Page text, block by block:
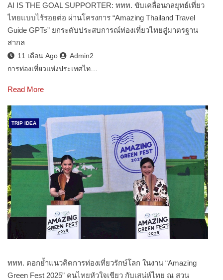
AI IS THE GOAL SUPPORTER: ททท. ขับเคลื่อนกลยุทธ์เที่ยว
ไทยแบบไร้รอยต่อ ผ่านโครงการ “Amazing Thailand Travel
Guide GPTs” ยกระดับประสบการณ์ท่องเที่ยวไทยสู่มาตรฐาน
สากล
11 เดือน Ago
Admin2
การท่องเที่ยวแห่งประเทศไท…
Read More
TRIP IDEA
ททท. ตอกย้ำแนวคิดการท่องเที่ยวรักษ์โลก ในงาน “Amazing
Green Fest 2025” คนไทยหัวใจเขียว กับเสน่ห์ไทย ณ สวน